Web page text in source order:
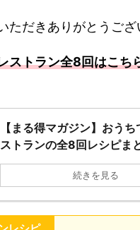
ただきありがとうござ
ストラン全8回はこち
【まる得マガジン】おう
ストランの全8回レシピまと
続きを見る